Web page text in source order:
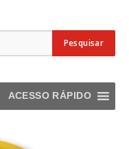
ACESSO RÁPIDO